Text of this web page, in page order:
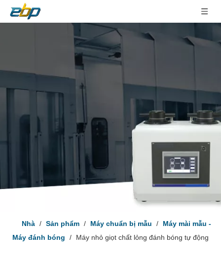
Nhà / Sản phẩm / Máy chuẩn bị mẫu /
Máy mài mẫu -
Máy đánh bóng
/ Máy nhỏ giọt chất lỏng đánh bóng tự động